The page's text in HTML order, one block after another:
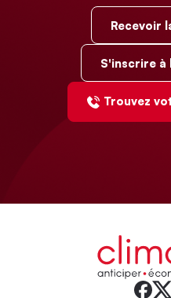
Recevoir
S'inscrire à
Trouvez